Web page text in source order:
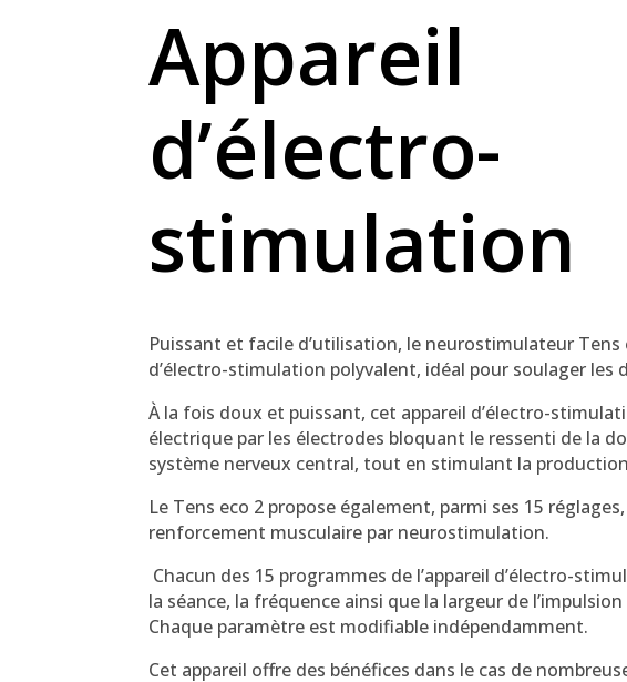
Appareil
d’électro-
stimulation
Puissant et facile d’utilisation, le neurostimulateur Tens
d’électro-stimulation polyvalent, idéal pour soulager les
À la fois doux et puissant, cet appareil d’électro-
électrique par les électrodes bloquant le ressenti de la
système nerveux central, tout en stimulant la
Le Tens eco 2 propose également, parmi ses 15
renforcement musculaire par neurostimulation.
Chacun des 15 programmes de l’appareil d’électro-
la séance, la fréquence ainsi que la largeur de
Chaque paramètre est modifiable indépendamment.
Cet appareil offre des bénéfices dans le cas de